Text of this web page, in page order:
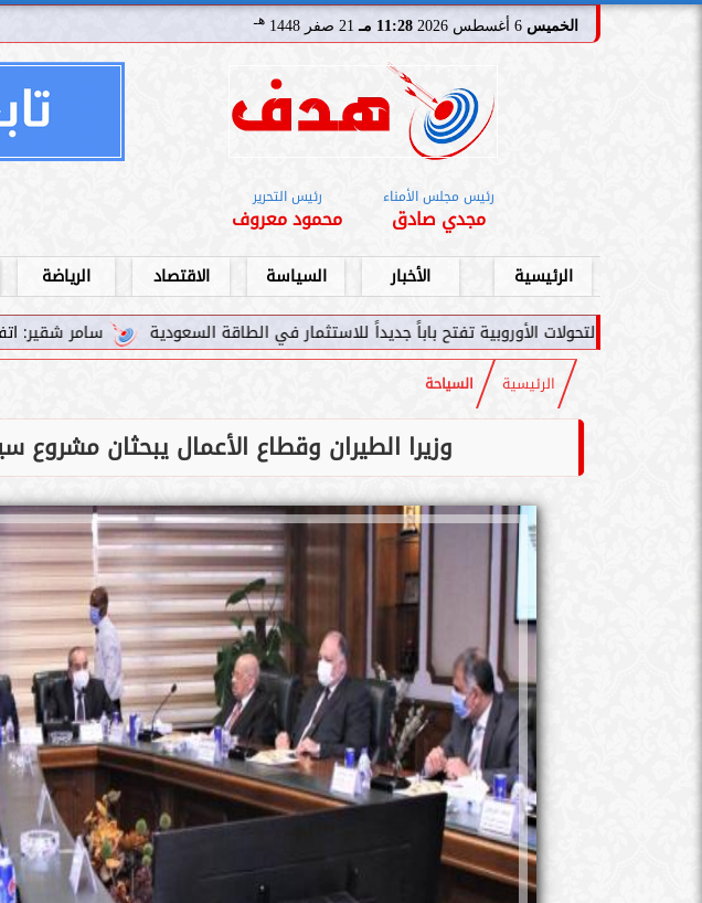
الخميس 11:28 مـ 21 صفر 1448 هـ
رئيس مجلس الأمناء
مجدي صادق
رئيس التحرير
محمود معروف
الرئيسية الأخبار السياسة الاقتصاد الرياضة
سامر شقير: اتفاقيات السعودية وروسيا الـ30 تمهد لاستثمارات الأوروبية تفتح باباً جديداً للاستثمار في الطاقة السعودية
الرئيسية السياحة
وزيرا الطيران وقطاع الأعمال يبحثان مشروع